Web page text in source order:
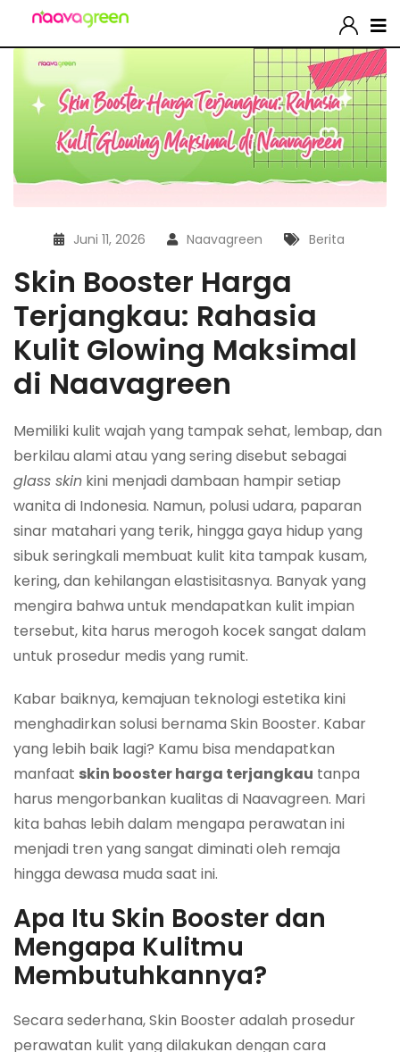
Juni 11, 2026 Naavagreen Berita
Skin Booster Harga
Terjangkau: Rahasia
Kulit Glowing Maksimal
di Naavagreen
Memiliki kulit wajah yang tampak sehat, lembap, dan
berkilau alami atau yang sering disebut sebagai
glass skin kini menjadi dambaan hampir setiap
wanita di Indonesia. Namun, polusi udara, paparan
sinar matahari yang terik, hingga gaya hidup yang
sibuk seringkali membuat kulit kita tampak kusam,
kering, dan kehilangan elastisitasnya. Banyak yang
mengira bahwa untuk mendapatkan kulit impian
tersebut, kita harus merogoh kocek sangat dalam
untuk prosedur medis yang rumit.
Kabar baiknya, kemajuan teknologi estetika kini
menghadirkan solusi bernama Skin Booster. Kabar
yang lebih baik lagi? Kamu bisa mendapatkan
manfaat skin booster harga terjangkau tanpa
harus mengorbankan kualitas di Naavagreen. Mari
kita bahas lebih dalam mengapa perawatan ini
menjadi tren yang sangat diminati oleh remaja
hingga dewasa muda saat ini.
Apa Itu Skin Booster dan
Mengapa Kulitmu
Membutuhkannya?
Secara sederhana, Skin Booster adalah prosedur
perawatan kulit yang dilakukan dengan cara